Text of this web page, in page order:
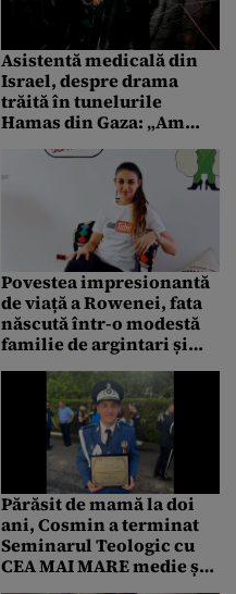
Asistentă medicală din
Israel, despre drama
trăită în tunelurile
Hamas din Gaza: „Am
credeam că o să
înnebunesc în orice
Povestea impresionantă
de viață a Rowenei, fata
născută într-o modestă
familie de argintari și
pentru Google, la New
Părăsit de mamă la doi
ani, Cosmin a terminat
Seminarul Teologic cu
CEA MAI MARE medie și a